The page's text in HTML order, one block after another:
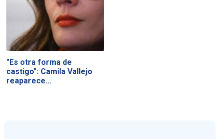
"Es otra forma de
castigo": Camila Vallejo
reaparece…